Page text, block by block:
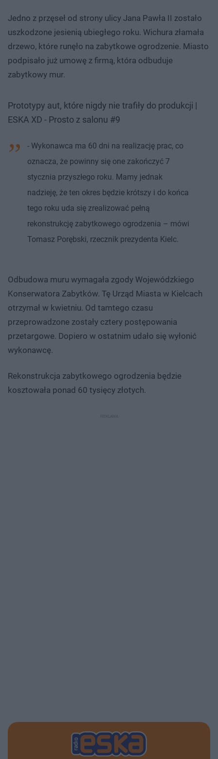
Jedno z przęseł od strony ulicy Jana Pawła II zostało
uszkodzone jesienią ubiegłego roku. Wichura złamała
drzewo, które runęło na zabytkowe ogrodzenie. Miasto
podpisało już umowę z firmą, która odbuduje
zabytkowy mur.
Prototypy aut, które nigdy nie trafiły do produkcji |
ESKA XD - Prosto z salonu #9
- Wykonawca ma 60 dni na realizację prac, co
oznacza, że powinny się one zakończyć 7
stycznia przyszłego roku. Mamy jednak
nadzieję, że ten okres będzie krótszy i do końca
tego roku uda się zrealizować pełną
rekonstrukcję zabytkowego ogrodzenia – mówi
Tomasz Porębski, rzecznik prezydenta Kielc.
Odbudowa muru wymagała zgody Wojewódzkiego
Konserwatora Zabytków. Tę Urząd Miasta w Kielcach
otrzymał w kwietniu. Od tamtego czasu
przeprowadzone zostały cztery postępowania
przetargowe. Dopiero w ostatnim udało się wyłonić
wykonawcę.
Rekonstrukcja zabytkowego ogrodzenia będzie
kosztowała ponad 60 tysięcy złotych.